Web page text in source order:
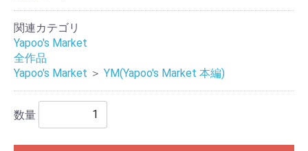
関連カテゴリ
Yapoo's Market
全作品
Yapoo's Market ＞ YM(Yapoo's Market 本編)
数量